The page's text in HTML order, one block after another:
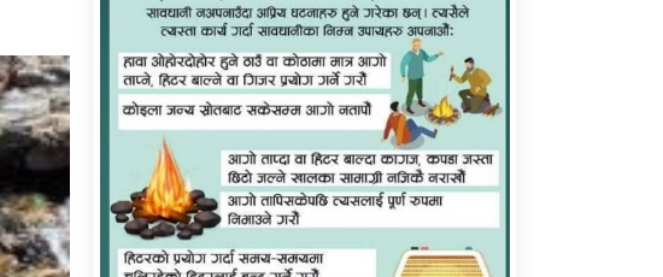
कर्णाली प्राविधि शिक्षालय जुम्लाको सुचना